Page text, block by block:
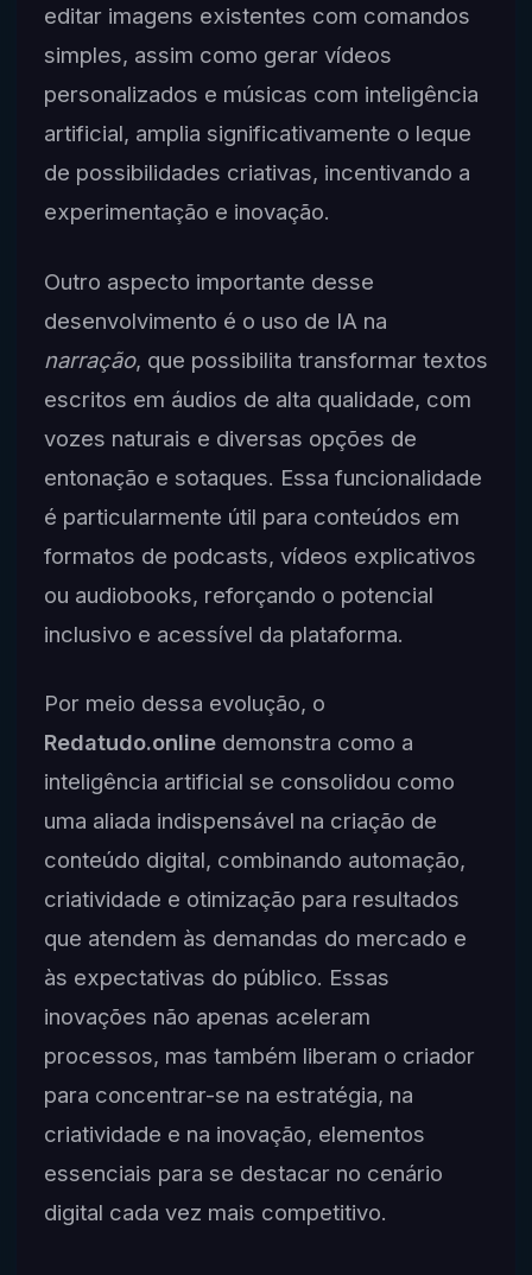
editar imagens existentes com comandos
simples, assim como gerar vídeos
personalizados e músicas com inteligência
artificial, amplia significativamente o leque
de possibilidades criativas, incentivando a
experimentação e inovação.
Outro aspecto importante desse
desenvolvimento é o uso de IA na
narração, que possibilita transformar textos
escritos em áudios de alta qualidade, com
vozes naturais e diversas opções de
entonação e sotaques. Essa funcionalidade
é particularmente útil para conteúdos em
formatos de podcasts, vídeos explicativos
ou audiobooks, reforçando o potencial
inclusivo e acessível da plataforma.
Por meio dessa evolução, o
Redatudo.onlinedemonstra como a
inteligência artificial se consolidou como
uma aliada indispensável na criação de
conteúdo digital, combinando automação,
criatividade e otimização para resultados
que atendem às demandas do mercado e
às expectativas do público. Essas
inovações não apenas aceleram
processos, mas também liberam o criador
para concentrar-se na estratégia, na
criatividade e na inovação, elementos
essenciais para se destacar no cenário
digital cada vez mais competitivo.